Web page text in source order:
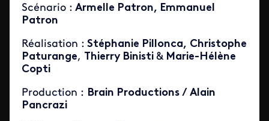
Scénario : Armelle Patron, Emmanuel
Patron
Réalisation : Stéphanie Pillonca, Christophe
Paturange, Thierry Binisti & Marie-Hélène
Copti
Production : Brain Productions / Alain
Pancrazi